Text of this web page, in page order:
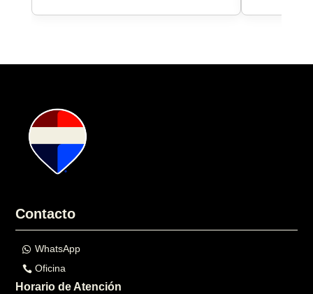
Contacto
WhatsApp
Oficina
Horario de Atención